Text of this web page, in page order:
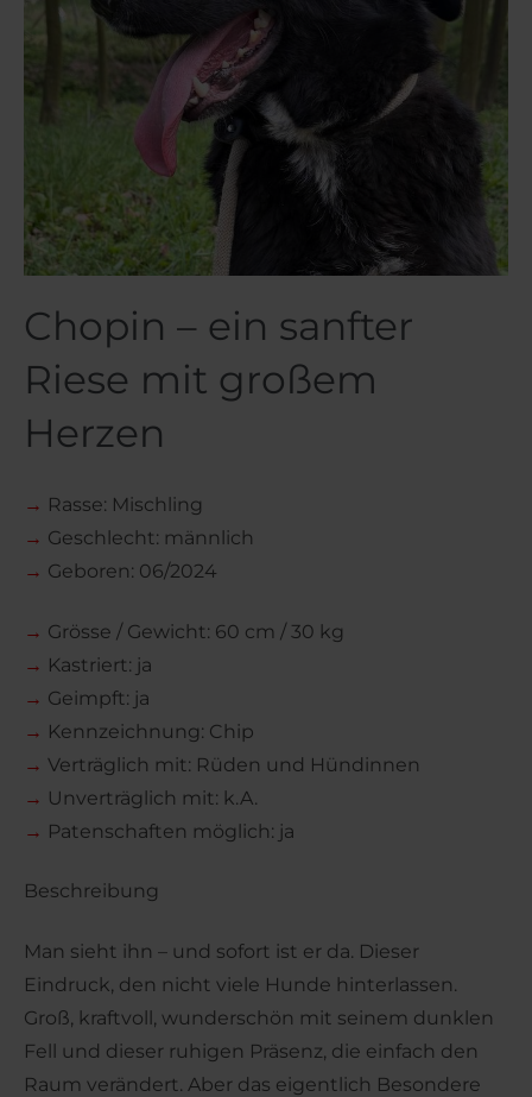
Chopin – ein sanfter
Riese mit großem
Herzen
→ Rasse: Mischling
→ Geschlecht: männlich
→ Geboren: 06/2024
→ Grösse / Gewicht: 60 cm / 30 kg
→ Kastriert: ja
→ Geimpft: ja
→ Kennzeichnung: Chip
→ Verträglich mit: Rüden und Hündinnen
→ Unverträglich mit: k.A.
→ Patenschaften möglich: ja
Beschreibung
Man sieht ihn – und sofort ist er da. Dieser
Eindruck, den nicht viele Hunde hinterlassen.
Groß, kraftvoll, wunderschön mit seinem dunklen
Fell und dieser ruhigen Präsenz, die einfach den
Raum verändert. Aber das eigentlich Besondere